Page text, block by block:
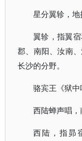
星分翼轸，地
翼轸，指翼
郡、南阳、汝南
长沙的分野。
骆宾王《狱中
西陆蝉声唱，
西陆，指昴